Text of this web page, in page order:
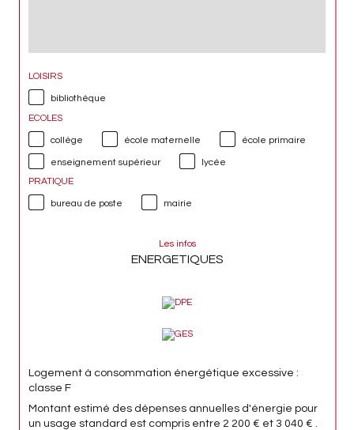
LOISIRS
bibliothèque
ECOLES
collège école maternelle école primaire
enseignement supérieur
lycée
PRATIQUE
bureau de poste mairie
Les infos
ENERGETIQUES
Logement à consommation énergétique excessive :
classe F
Montant estimé des dépenses annuelles d'énergie pour
un usage standard est compris entre 2 200 € et 3 040 € .